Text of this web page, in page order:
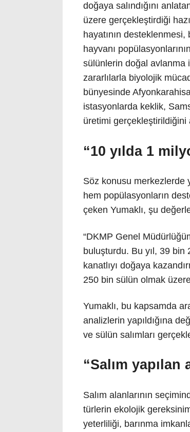
doğaya salındığını
üzere gerçekleştirdiği
hayatının
hayvanı
sülünlerin doğal avlanma
zararlılarla biyolojik
bünyesinde
istasyonlarda keklik,
üretimi gerçekleştirildiğini
“10 yılda 1
Söz konusu merkezlerde
hem popülasyonların
çeken Yumaklı, şu
“DKMP Genel
buluşturdu. Bu yıl, 39
kanatlıyı doğaya
250 bin sülün olmak
Yumaklı, bu kapsamda
analizlerin yapıldığına
ve sülün salımları
“Salım yapılan
Salım alanlarının
türlerin ekolojik
yeterliliği, barınma